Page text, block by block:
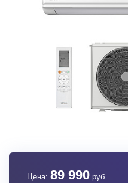
Цена: 89 990 руб.